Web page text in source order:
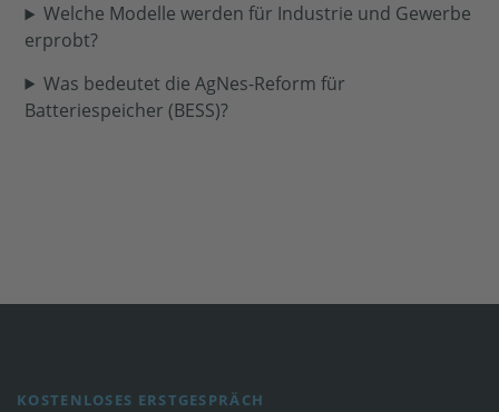
Welche Modelle werden für Industrie und Gewerbe
erprobt?
Was bedeutet die AgNes-Reform für
Batteriespeicher (BESS)?
KOSTENLOSES ERSTGESPRÄCH